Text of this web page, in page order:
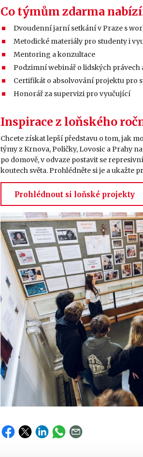
Co týmům zdarma
Dvoudenní jarní setkání v Praze s
Metodické materiály pro studenty i
Mentoring a konzultace
Podzimní webinář o lidských
Certifikát o absolvování projektu pro
Honorář za supervizi pro vyučující
Inspirace z loňského
Chcete získat lepší představu o tom, jak
týmy z Krnova, Poličky, Lovosic a Prahy
po domově, v odvaze postavit se
koutech světa. Prohlédněte si je a ukažte
Prohlédnout si loňské projekty